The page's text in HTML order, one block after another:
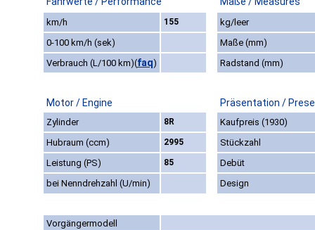
km/h 155
kg/leer
0-100 km/h (sek)
Maße (mm)
Verbrauch (L/100 km)(faq) Radstand (mm)
Motor / Engine Präsentation /
Zylinder 8R
Kaufpreis (1930)
Hubraum (ccm)
2995
Stückzahl
Leistung (PS)
85
Debüt
bei Nenndrehzahl (U/min)
Design
Vorgängermodell